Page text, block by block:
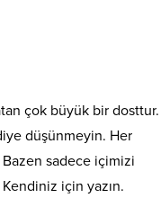
çok büyük bir dosttur.
düşünmeyin. Her
Bazen sadece içimizi
için yazın.